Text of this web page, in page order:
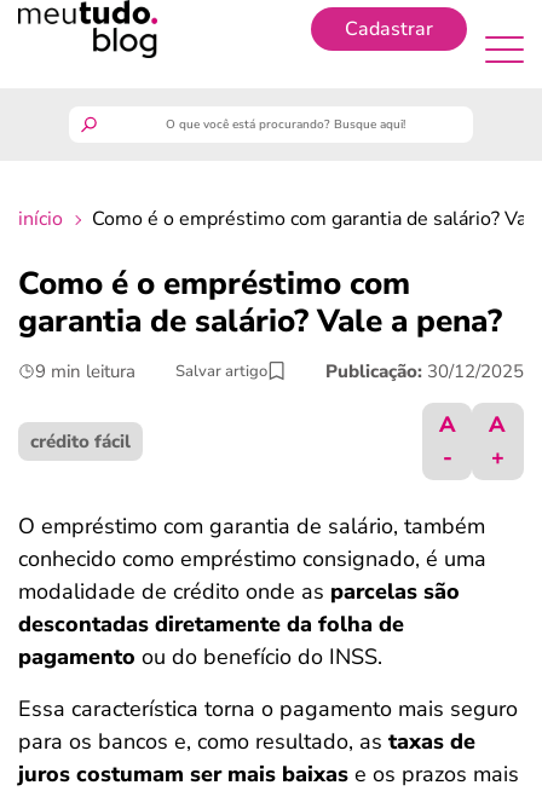
Cadastrar
finanças
benefícios
crédito fácil
ferramentas
início Como é o empréstimo com garantia de salário?
Como é o empréstimo com
garantia de salário? Vale a pena?
9 min leitura Salvar artigo Publicação: 30/12/2025
crédito fácil
A
-
A
+
O empréstimo com garantia de salário, também
conhecido como empréstimo consignado, é uma
modalidade de crédito onde as parcelas são
descontadas diretamente da folha de
pagamento ou do benefício do INSS.
Essa característica torna o pagamento mais seguro
para os bancos e, como resultado, as taxas de
juros costumam ser mais baixas e os prazos mais